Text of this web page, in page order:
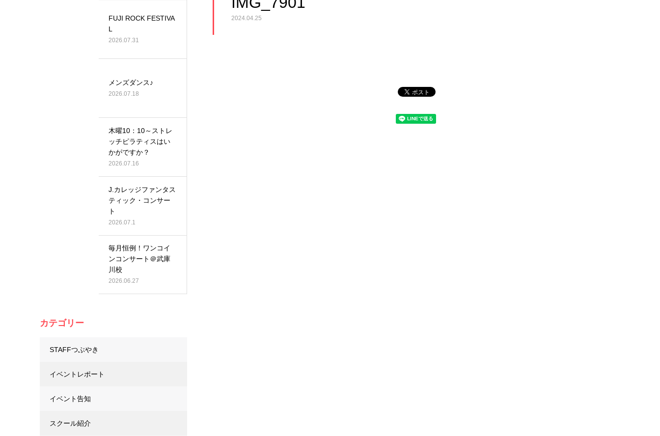
2024.04.25
FUJI ROCK FESTIVA
L
2026.07.31
メンズダンス♪
2026.07.18
木曜10：10～ストレ
ッチピラティスはい
かがですか？
2026.07.16
J.カレッジファンタス
ティック・コンサー
ト
2026.07.1
毎月恒例！ワンコイ
ンコンサート＠武庫
川校
2026.06.27
カテゴリー
STAFFつぶやき
イベントレポート
イベント告知
スクール紹介